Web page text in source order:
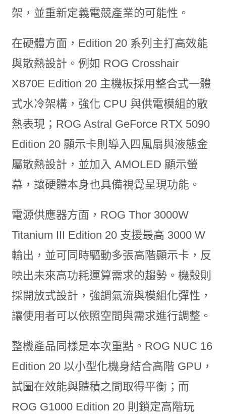
架，並重新定義電競產業的可能性。
在硬體方面，Edition 20 系列主打高效能
與散熱設計。例如 ROG Crosshair
X870E Edition 20 主機板採用整合式一體
式水冷架構，強化 CPU 與供電模組的散
熱表現；ROG Astral GeForce RTX 5090
Edition 20 顯示卡則導入四風扇與液態金
屬散熱設計，並加入 AMOLED 顯示螢
幕，讓硬體本身也具備視覺呈現功能。
電源供應器方面，ROG Thor 3000W
Titanium III Edition 20 支援最高 3000 W
輸出，並可同時驅動多張高階顯示卡，反
映出未來高功耗運算需求的趨勢。機殼則
採開放式設計，強調氣流與模組化彈性，
讓使用者可以依照空間與需求進行調整。
整機產品同樣是本次重點。ROG NUC 16
Edition 20 以小型化機身結合高階 GPU，
試圖在效能與體積之間取得平衡；而
ROG G1000 Edition 20 則鎖定高階玩